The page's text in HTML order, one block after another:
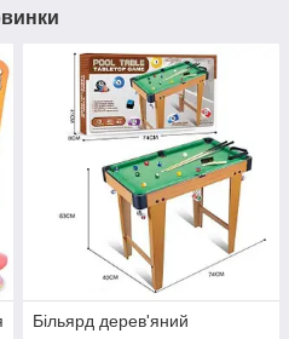
Більярд дерев'яний